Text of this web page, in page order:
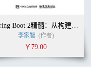
李家智 (作者)
￥79.00